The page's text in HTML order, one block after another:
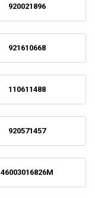
920021896
921610668
110611488
920571457
46003016826M